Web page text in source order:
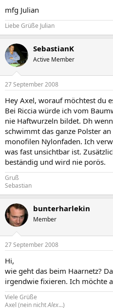
mfg Julian
Liebe Grüße Julian
SebastianK
Active Member
27 September 2008
Hey Axel, worauf möchtest du
Bei Riccia würde ich vom
nie Haftwurzeln bildet. Dh
schwimmt das ganze Polster
monofilen Nylonfaden. Ich
was fast unsichtbar ist.
beständig und wird nie porös.
Gruß
Sebastian
bunterharlekin
Member
27 September 2008
Hi,
wie geht das beim Haarnetz?
irgendwie fixieren. Ich möchte
Viele Grüße
Axel (nein nichtAlex...)